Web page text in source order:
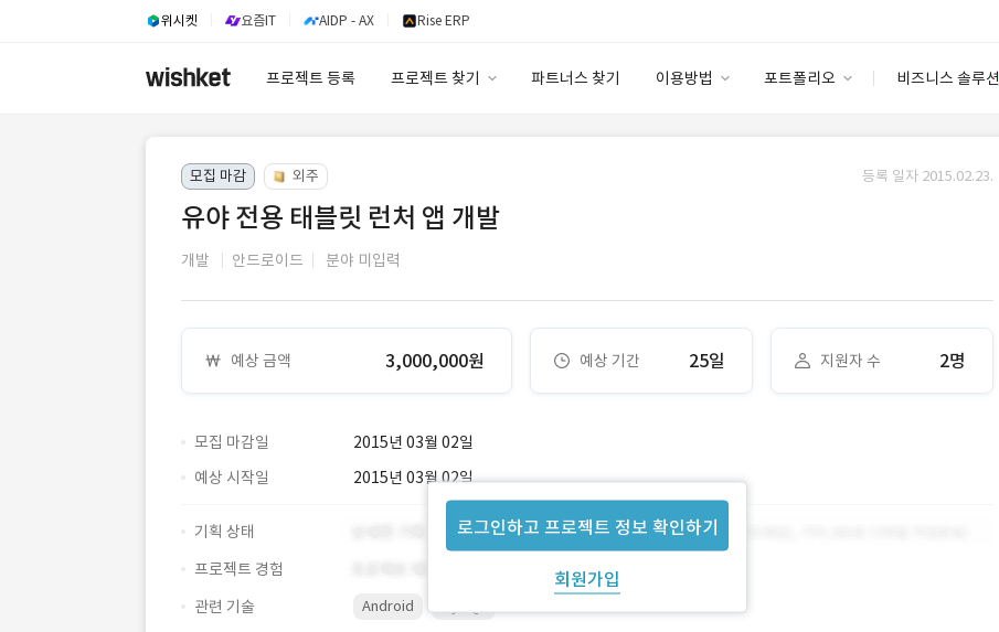
위시켓 요즘IT AIDP - AX Rise ERP
프로젝트 등록 프로젝트 찾기 파트너스 찾기 이용방법 포트폴리오 비즈니스 솔루션
안심 코드 케어
모집 마감 외주 등록 일자 2015.02.23.
유야 전용 태블릿 런처 앱 개발
개발 안드로이드 분야 미입력
예상 금액 3,000,000원 예상 기간 25일 지원자 수 2명
모집 마감일 2015년 03월 02일
로그인하고 프로젝트 정보 확인하기
회원가입
예상 시작일 2015년 03월 02일
기획 상태
프로젝트 경험
관련 기술
Android